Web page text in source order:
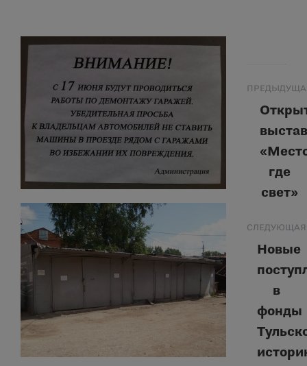
Навигация
по
записям
запись:
где
свет»
СЛЕДУЮЩАЯ
запись:
Новые
в
фонды